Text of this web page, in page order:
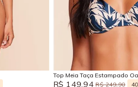
GG P
Top Meia Taça Estampado
R$ 149,94 R$ 249,90